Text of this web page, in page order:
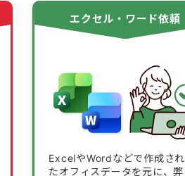
エクセル・ワード依頼
ExcelやWordなどで作成され
たオフィスデータを元に、弊